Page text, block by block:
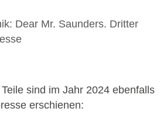
Dear Mr. Saunders. Dritter
sind im Jahr 2024 ebenfalls
erschienen: